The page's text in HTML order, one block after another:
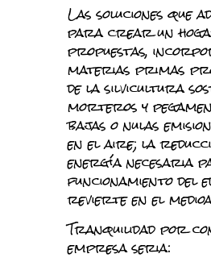
Las soluciones que
para crear un
propuestas,
materias primas
de la silvicultura
morteros y
bajas o nulas
en el aire; la
energía necesaria
funcionamiento del
revierte en el
Tranquilidad por
empresa seria: